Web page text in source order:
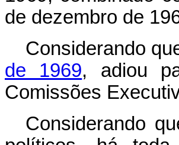
de dezembro de
Considerando
de 1969, adiou
Comissões
Considerando